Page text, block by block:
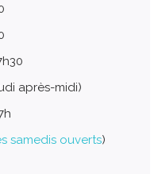
après-midi)
samedis ouverts)